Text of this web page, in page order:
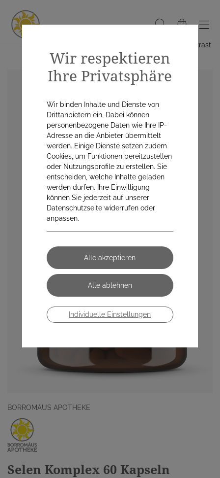
Hoher Kontrast
BORROMÄUS APOTHEKE
Selen Komplex 60 Kapseln
Wir respektieren
Ihre Privatsphäre
Wir binden Inhalte und Dienste von
Drittanbietern ein. Dabei können
personenbezogene Daten wie Ihre IP-
Adresse an die Anbieter übermittelt
werden. Einige Dienste setzen zudem
Cookies, um Funktionen bereitzustellen
oder Nutzungsprofile zu erstellen. Sie
entscheiden, welche Inhalte geladen
werden dürfen. Ihre Einwilligung
können Sie jederzeit auf unserer
Datenschutzseite widerrufen oder
anpassen.
Individuelle Einstellungen